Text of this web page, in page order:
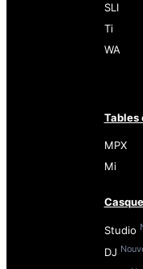
SLI
Ti
WA
Tables
MPX
Mi
Studio
DJ